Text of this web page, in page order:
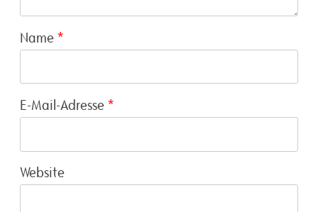
Name *
E-Mail-Adresse *
Website